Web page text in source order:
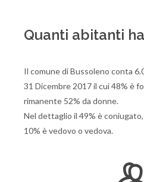
Quanti abitanti
Il comune di Bussoleno conta
31 Dicembre 2017 il cui 48% è
rimanente 52% da donne.
Nel dettaglio il 49% è
10% è vedovo o vedova.